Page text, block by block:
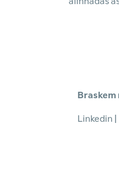
Braskem
Linkedin